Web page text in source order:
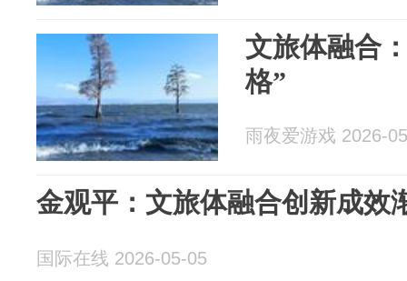
文旅体融合
格”
雨夜爱游戏 2026-
金观平：文旅体融合创新成效
国际在线 2026-05-05